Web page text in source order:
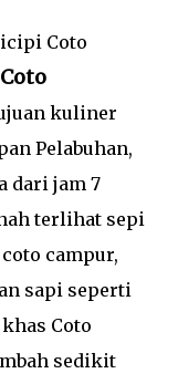
Coto
Coto
kuliner
Pelabuhan,
dari jam 7
terlihat sepi
campur,
sapi seperti
Coto
sedikit